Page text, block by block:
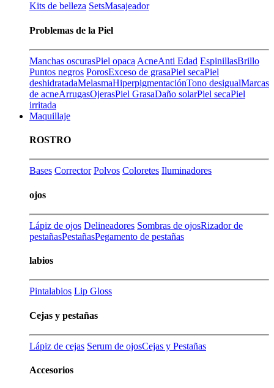
Kits de belleza SetsMasajeador
Problemas de la Piel
Manchas oscurasPiel opaca AcneAnti Edad EspinillasBrillo
Puntos negros PorosExceso de grasaPiel secaPiel
deshidratadaMelasmaHiperpigmentaciónTono desigualMarcas
de acneArrugasOjerasPiel GrasaDaño solarPiel secaPiel
irritada
Maquillaje
ROSTRO
Bases Corrector Polvos Coloretes Iluminadores
ojos
Lápiz de ojos Delineadores Sombras de ojosRizador de
pestañasPestañasPegamento de pestañas
labios
Pintalabios Lip Gloss
Cejas y pestañas
Lápiz de cejas Serum de ojosCejas y Pestañas
Accesorios